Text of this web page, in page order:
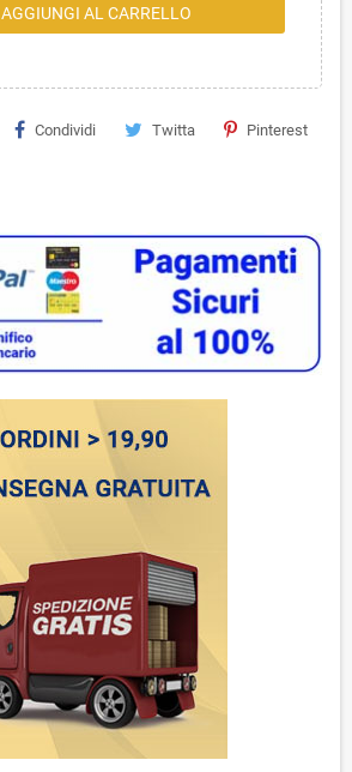
AGGIUNGI AL CARRELLO
Condividi Twitta Pinterest